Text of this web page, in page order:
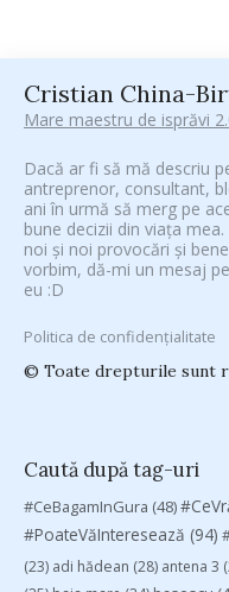
Cristian China-
Mare maestru de isprăvi
Dacă ar fi să mă descriu
antreprenor, consultant,
ani în urmă să merg pe
bune decizii din viața
noi și noi provocări și
vorbim, dă-mi un mesaj pe
eu :D
Politica de confidențialitate
© Toate drepturile sunt
Caută după tag-uri
#CeBagamInGura (48)
#PoateVăInteresează (94)
(23) adi hădean (28) antena 3